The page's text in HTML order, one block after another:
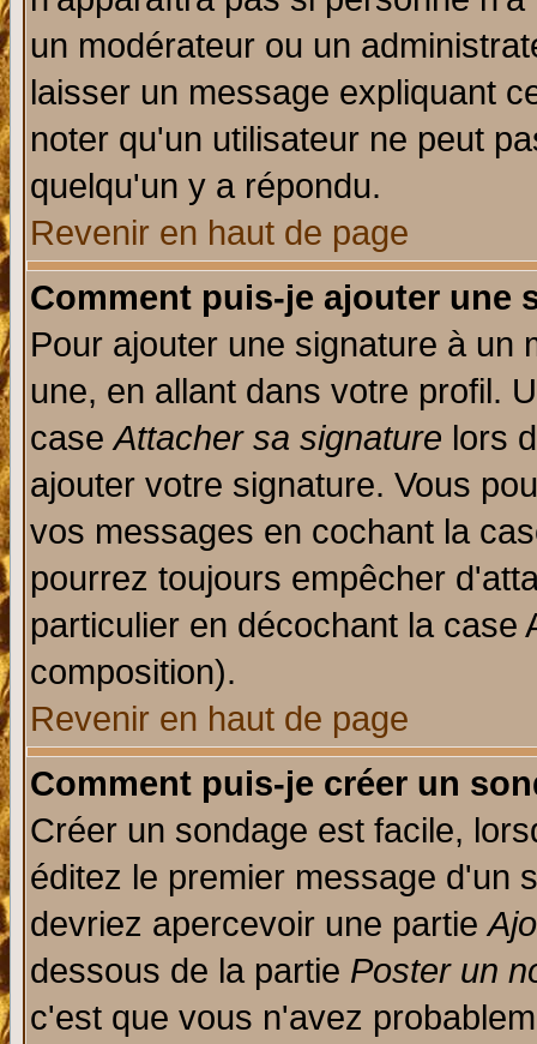
un modérateur ou un
laisser un message expliquant
noter qu'un utilisateur ne peut
quelqu'un y a répondu.
Revenir en haut de page
Comment puis-je ajouter une
Pour ajouter une signature à un
une, en allant dans votre profil.
caseAttacher sa signature lors
ajouter votre signature. Vous
vos messages en cochant la
pourrez toujours empêcher
particulier en décochant la
composition).
Revenir en haut de page
Comment puis-je créer un
Créer un sondage est facile,
éditez le premier message d'un
devriez apercevoir une partie
dessous de la partie Poster un
c'est que vous n'avez